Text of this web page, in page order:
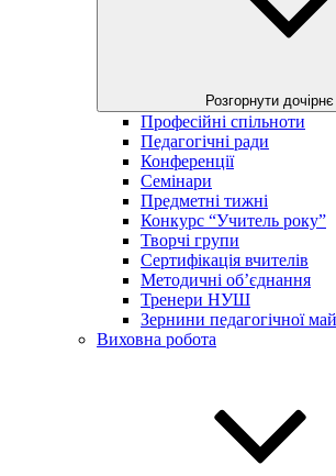
Розгорнути
Професійні спільноти
Педагогічні ради
Конференції
Семінари
Предметні тижні
Конкурс “Учитель року”
Творчі групи
Сертифікація вчителів
Методичні об’єднання
Тренери НУШ
Зернини педагогічної
Виховна робота